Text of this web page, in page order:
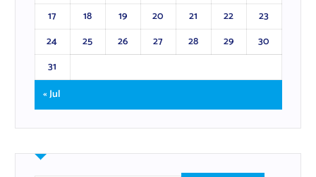
17
18 19 20 21 22
23
24
25 26 27 28 29
30
31
« Jul